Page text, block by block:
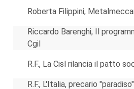
Roberta Filippini,
Riccardo Barenghi, Il
Cgil
R.F., La Cisl rilancia il patto
R.F., L'Italia, precario